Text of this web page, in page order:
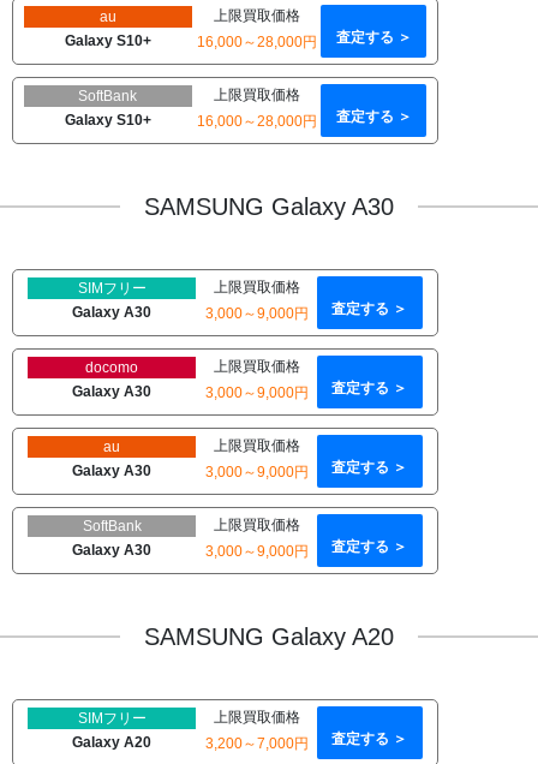
au
Galaxy S10+
上限買取価格
16,000～28,000円
査定する ＞
SoftBank
Galaxy S10+
上限買取価格
16,000～28,000円
査定する ＞
SAMSUNG Galaxy A30
SIMフリー
Galaxy A30
上限買取価格
3,000～9,000円
査定する ＞
docomo
Galaxy A30
上限買取価格
3,000～9,000円
査定する ＞
au
Galaxy A30
上限買取価格
3,000～9,000円
査定する ＞
SoftBank
Galaxy A30
上限買取価格
3,000～9,000円
査定する ＞
SAMSUNG Galaxy A20
SIMフリー
Galaxy A20
上限買取価格
3,200～7,000円
査定する ＞